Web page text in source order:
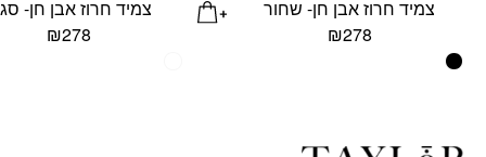
צמיד חרוז אבן חן- שחור
₪278
צמיד חרוז אבן חן-
₪278